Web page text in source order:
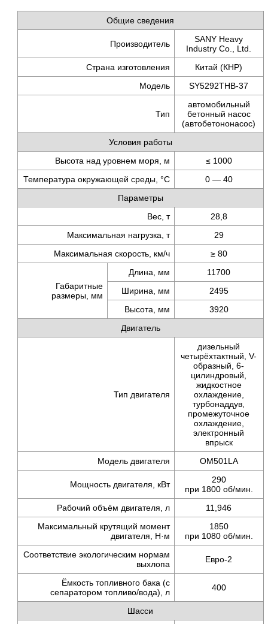
Общие сведения
Производитель
SANY Heavy
Industry Co., Ltd.
Страна изготовления
Китай (КНР)
Модель
SY5292THB-37
Тип
автомобильный
бетонный насос
(автобетононасос)
Условия работы
Высота над уровнем моря, м
≤ 1000
Температура окружающей среды, °C
0 — 40
Параметры
Вес, т
28,8
Максимальная нагрузка, т
29
Макcимальная скорость, км/ч ≥ 80
Габаритные
размеры, мм
Длина, мм
11700
Ширина, мм
2495
Высота, мм
3920
Двигатель
Тип двигателя
дизельный
четырёхтактный, V-
образный, 6-
цилиндровый,
жидкостное
охлаждение,
турбонаддув,
промежуточное
охлаждение,
электронный
впрыск
Модель двигателя
OМ501LA
Мощность двигателя, кВт
290
при 1800 об/мин.
Рабочий объём двигателя, л
11,946
Максимальный крутящий момент
двигателя, Н·м
1850
при 1080 об/мин.
Соответствие экологическим нормам
выхлопа
Евро-2
Ёмкость топливного бака (с
сепаратором топливо/вода), л 400
Шасси